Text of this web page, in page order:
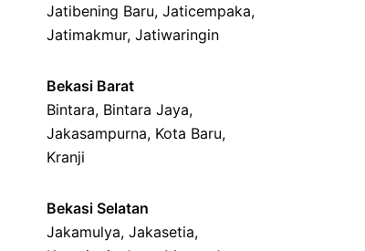
Jatibening Baru, Jaticempaka,
Jatimakmur, Jatiwaringin
Bekasi Barat
Bintara, Bintara Jaya,
Jakasampurna, Kota Baru,
Kranji
Bekasi Selatan
Jakamulya, Jakasetia,